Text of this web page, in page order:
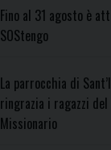
Fino al 31 agosto è
SOStengo
La parrocchia di
ringrazia i ragazzi del
Missionario